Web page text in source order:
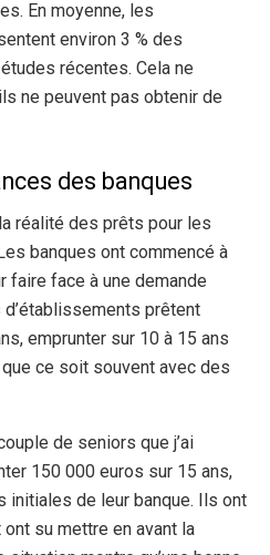
En moyenne, les
environ 3 % des
récentes. Cela ne
ne peuvent pas obtenir de
des banques
réalité des prêts pour les
banques ont commencé à
faire face à une demande
prêtent
emprunter sur 10 à 15 ans
ce soit souvent avec des
de seniors que j’ai
150 000 euros sur 15 ans,
initiales de leur banque. Ils ont
su mettre en avant la